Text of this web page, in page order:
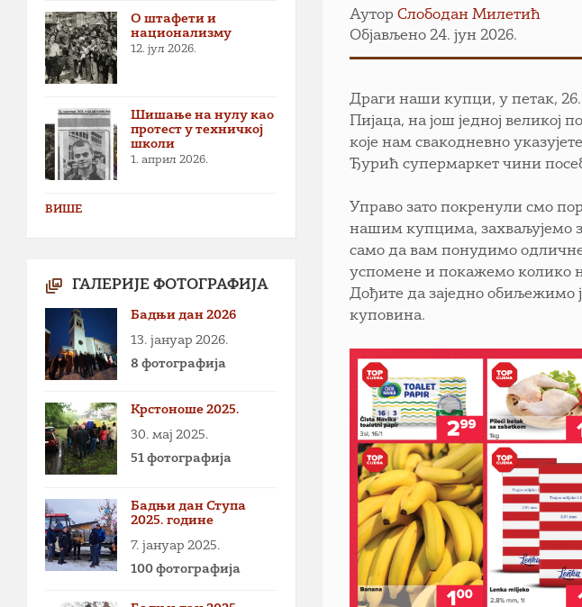
АуторСлободан Милетић
Објављено 24. јун 2026.
Драги наши купци, у петак,
Пијаца, на још једној великој
које нам свакодневно
Ђурић супермаркет чини
Управо зато покренули смо
нашим купцима, захваљујемо
само да вам понудимо
успомене и покажемо колико
Дођите да заједно обиљежимо
куповина.
О штафети и
национализму
12. јул 2026.
Шишање на нулу као
протест у техничкој
школи
1. април 2026.
ВИШЕ
ГАЛЕРИЈЕ ФОТОГРАФИЈА
Бадњи дан 2026
13. јануар 2026.
8 фотографија
Крстоноше 2025.
30. мај 2025.
51 фотографија
Бадњи дан Ступа
2025. године
7. јануар 2025.
100 фотографија